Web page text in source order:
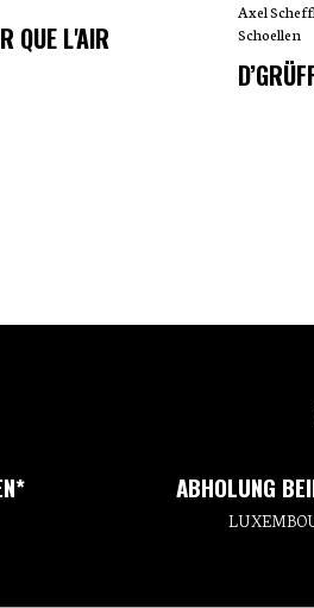
QUE L'AIR
Axel
Schoellen
ABHOLUNG